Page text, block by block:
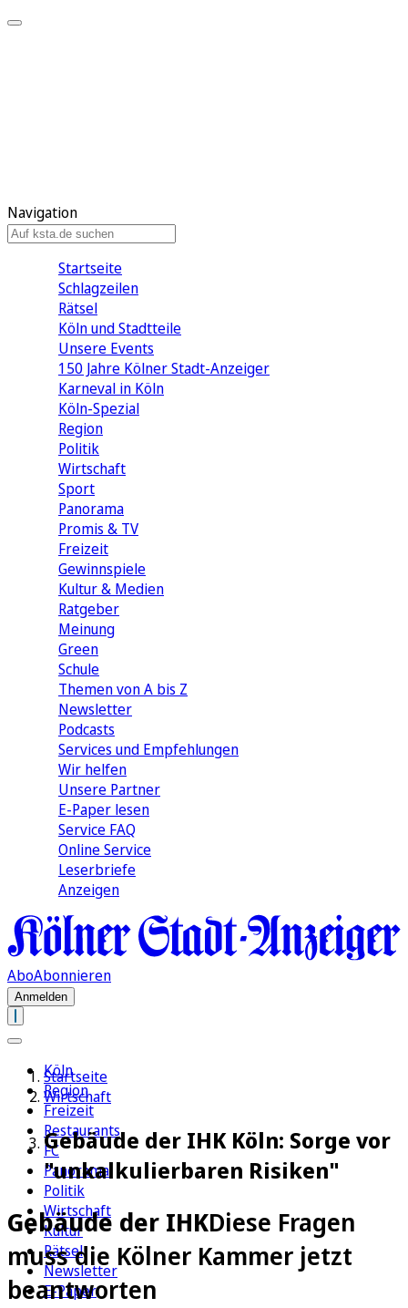
Navigation
Startseite
Schlagzeilen
Rätsel
Köln und Stadtteile
Unsere Events
150 Jahre Kölner Stadt-Anzeiger
Karneval in Köln
Köln-Spezial
Region
Politik
Wirtschaft
Sport
Panorama
Promis & TV
Freizeit
Gewinnspiele
Kultur & Medien
Ratgeber
Meinung
Green
Schule
Themen von A bis Z
Newsletter
Podcasts
Services und Empfehlungen
Wir helfen
Unsere Partner
E-Paper lesen
Service FAQ
Online Service
Leserbriefe
Anzeigen
AboAbonnieren
Anmelden
Köln
Region
Freizeit
Restaurants
FC
Panorama
Politik
Wirtschaft
Kultur
Rätsel
Newsletter
E-Paper
Startseite
Wirtschaft
Gebäude der IHK Köln: Sorge vor
"unkalkulierbaren Risiken"
Gebäude der IHKDiese Fragen
muss die Kölner Kammer jetzt
beantworten